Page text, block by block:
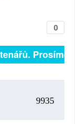
0
Prosíme,
9935